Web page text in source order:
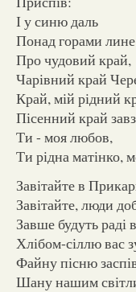
І у синю даль
Понад горами лине
Про чудовий край,
Чарівний край
Край, мій рідний
Пісенний край
Ти - моя любов,
Ти рідна матінко,
Завітайте в
Завітайте, люди
Завше будуть раді
Хлібом-сіллю вас
Файну пісню
Шану нашим